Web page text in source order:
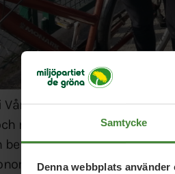
Samtycke
Denna webbplats använder
vill bygga
miljösmart sätt – ett bra
behövs. De andra
olönsamma